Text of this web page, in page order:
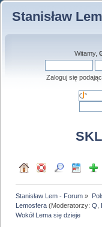
Stanisław
Witamy,
Zaloguj się
Stanisław Lem - Forum »
Lemosfera (Moderatorzy:Q
Wokół Lema się dzieje